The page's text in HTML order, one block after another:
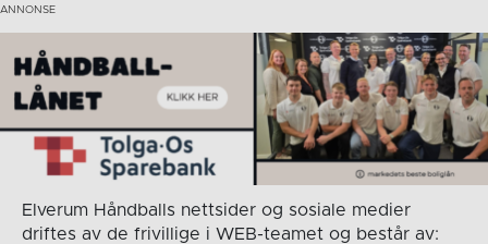
Elverum Håndballs nettsider og sosiale medier
driftes av de frivillige i WEB-teamet og består av: